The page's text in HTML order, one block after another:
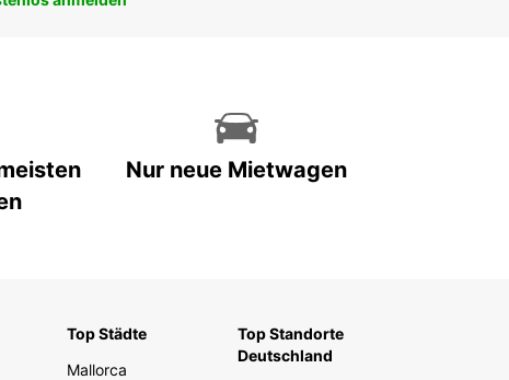
Nur neue Mietwagen
Top Städte
Mallorca
Top Standorte
Deutschland